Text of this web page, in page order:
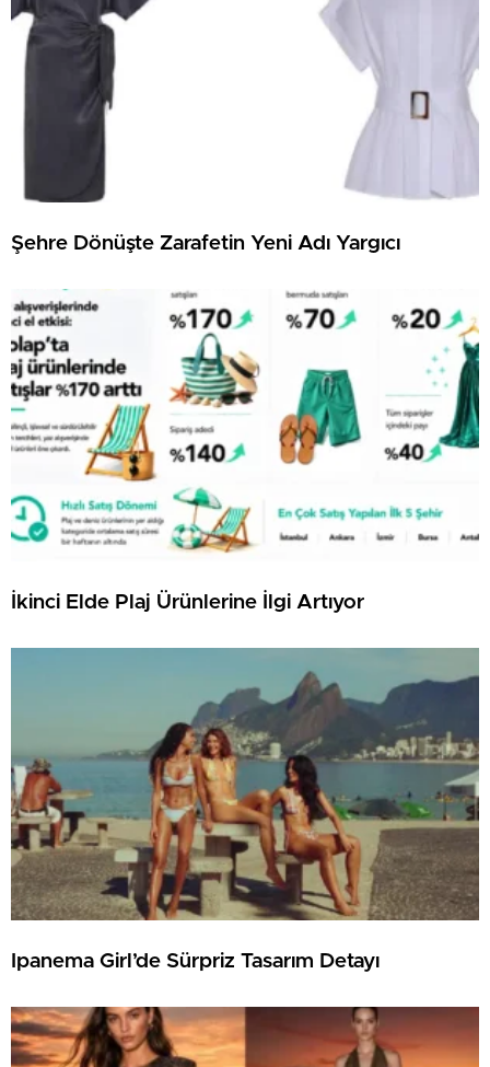
Şehre Dönüşte Zarafetin Yeni Adı Yargıcı
İkinci Elde Plaj Ürünlerine İlgi Artıyor
Ipanema Girl’de Sürpriz Tasarım Detayı